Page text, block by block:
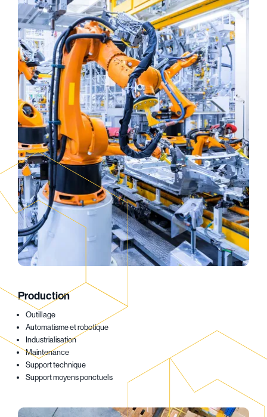
Production
Outillage
Automatisme et robotique
Industrialisation
Maintenance
Support technique
Support moyens ponctuels